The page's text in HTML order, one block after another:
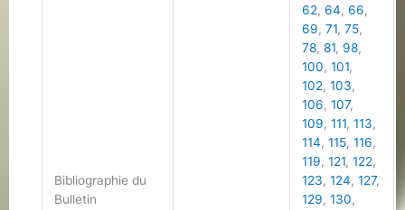
Bibliographie du
Bulletin
62,64,66,
69,71,75,
78,81, 98,
100,101,
102,103,
106,107,
109,111,113,
114,115,116,
119,121,122,
123,124,127,
129,130,